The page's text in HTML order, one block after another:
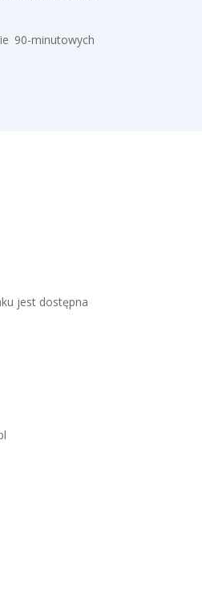
90-minutowych
jest dostępna